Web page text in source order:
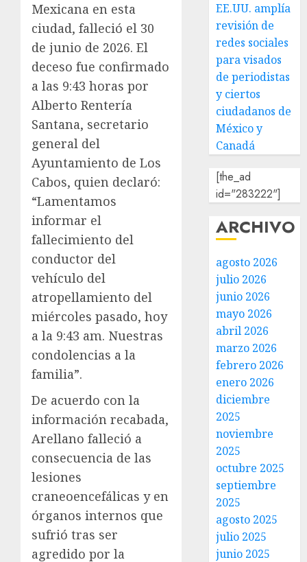
Mexicana en esta
ciudad, falleció el 30
de junio de 2026. El
deceso fue confirmado
a las 9:43 horas por
Alberto Rentería
Santana, secretario
general del
Ayuntamiento de Los
Cabos, quien declaró:
“Lamentamos
informar el
fallecimiento del
conductor del
vehículo del
atropellamiento del
miércoles pasado, hoy
a la 9:43 am. Nuestras
condolencias a la
familia”.
De acuerdo con la
información recabada,
Arellano falleció a
consecuencia de las
lesiones
craneoencefálicas y en
órganos internos que
sufrió tras ser
agredido por la
EE.UU. amplía
revisión de
redes sociales
para visados
de periodistas
y ciertos
ciudadanos de
México y
Canadá
[the_ad
id="283222"]
ARCHIVO
agosto 2026
julio 2026
junio 2026
mayo 2026
abril 2026
marzo 2026
febrero 2026
enero 2026
diciembre
2025
noviembre
2025
octubre 2025
septiembre
2025
agosto 2025
julio 2025
junio 2025